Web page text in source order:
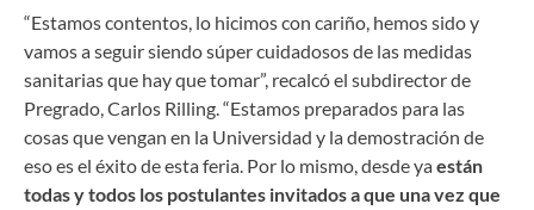
“Estamos contentos, lo hicimos con cariño, hemos sido y
vamos a seguir siendo súper cuidadosos de las medidas
sanitarias que hay que tomar”, recalcó el subdirector de
Pregrado, Carlos Rilling. “Estamos preparados para las
cosas que vengan en la Universidad y la demostración de
eso es el éxito de esta feria. Por lo mismo, desde yaestán
todas y todos los postulantes invitados a que una vez que